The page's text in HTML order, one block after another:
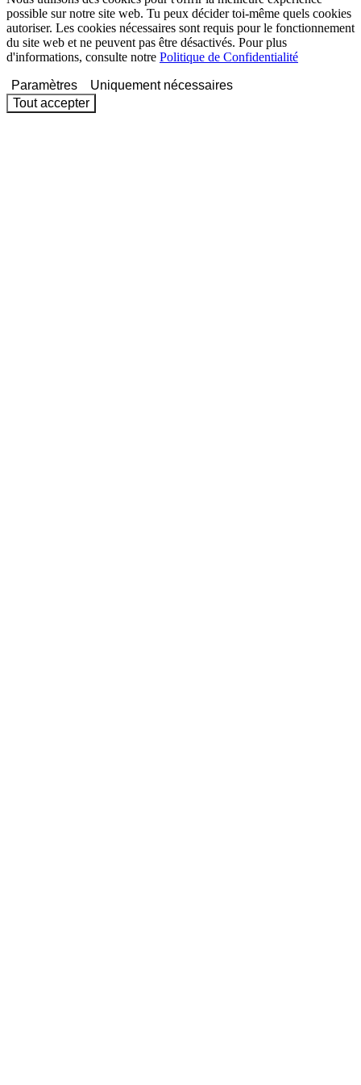
possible sur notre site web. Tu peux décider toi-même quels cookies
autoriser. Les cookies nécessaires sont requis pour le fonctionnement
du site web et ne peuvent pas être désactivés. Pour plus
d'informations, consulte notre Politique de Confidentialité
Paramètres
Uniquement nécessaires
Tout accepter